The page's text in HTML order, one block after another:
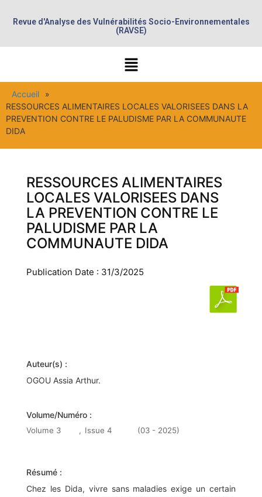
Revue d'Analyse des Vulnérabilités Socio-Environnementales
(RAVSE)
Accueil
»
RESSOURCES ALIMENTAIRES LOCALES VALORISEES DANS LA
PREVENTION CONTRE LE PALUDISME PAR LA COMMUNAUTE
DIDA
RESSOURCES ALIMENTAIRES
LOCALES VALORISEES DANS
LA PREVENTION CONTRE LE
PALUDISME PAR LA
COMMUNAUTE DIDA
Publication Date : 31/3/2025
Auteur(s) :
OGOU Assia Arthur.
Volume/Numéro :
Volume 3 , Issue 4 (03 - 2025)
Résumé :
Chez les Dida, vivre sans maladies exige un certain